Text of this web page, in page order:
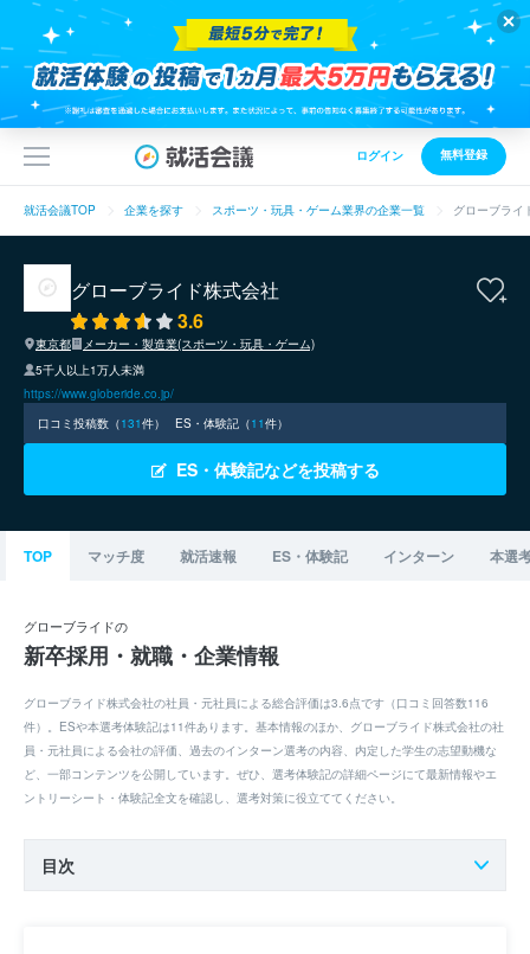
ログイン 無料登録
就活会議TOP 企業を探す スポーツ・玩具・ゲーム業界の企業一覧 グローブライ
グローブライド株式会社
3.6
東京都
メーカー・製造業(スポーツ・玩具・ゲーム)
5千人以上1万人未満
https://www.globeride.co.jp/
口コミ投稿数（131件） ES・体験記（11件）
ES・体験記などを投稿する
TOP マッチ度 就活速報 ES・体験記 インターン 本選
グローブライドの
新卒採用・就職・企業情報
グローブライド株式会社の社員・元社員による総合評価は3.6点です（口コミ回答数116
件）。ESや本選考体験記は11件あります。基本情報のほか、グローブライド株式会社の社
員・元社員による会社の評価、過去のインターン選考の内容、内定した学生の志望動機な
ど、一部コンテンツを公開しています。ぜひ、選考体験記の詳細ページにて最新情報やエ
ントリーシート・体験記全文を確認し、選考対策に役立ててください。
目次